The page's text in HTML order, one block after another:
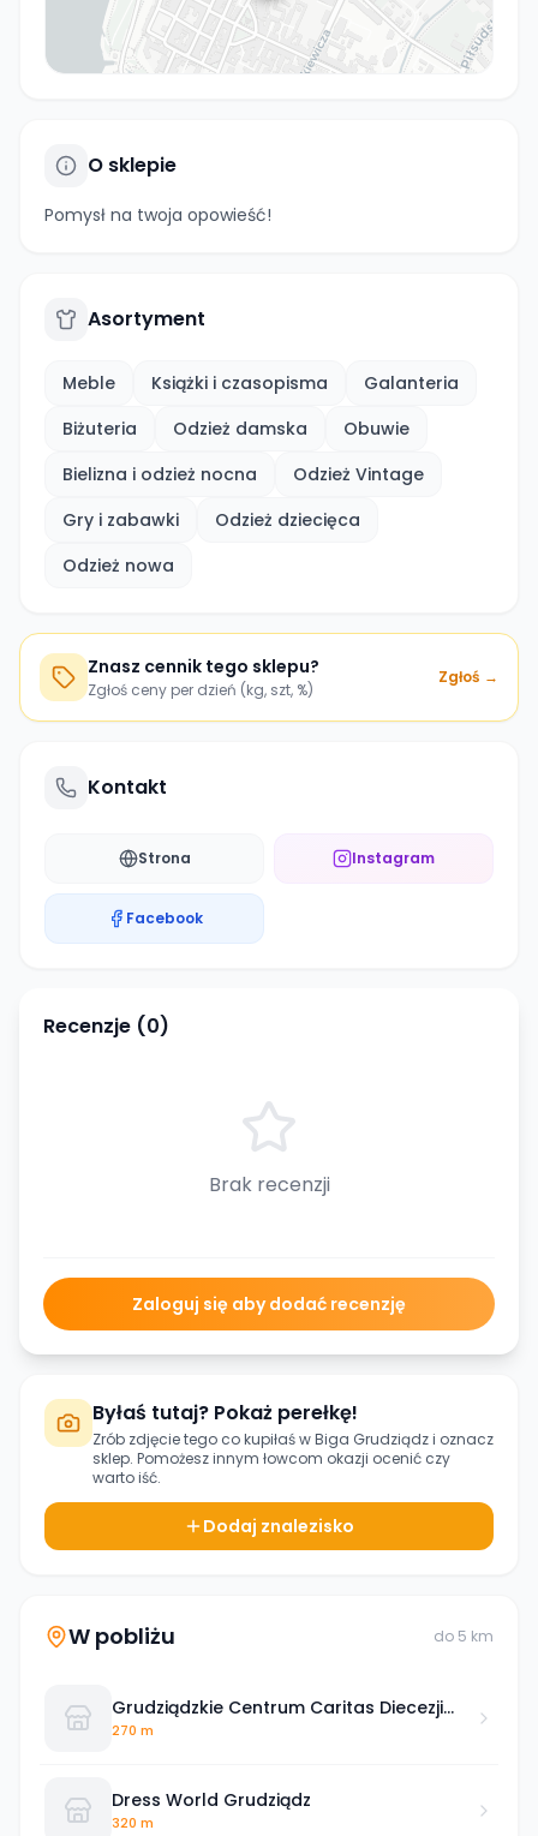
O sklepie
Pomysł na twoja opowieść!
Asortyment
Meble Książki i czasopisma
Galanteria
Biżuteria
Odzież damska
Obuwie
Bielizna i odzież nocna
Odzież Vintage
Gry i zabawki
Odzież dziecięca
Odzież nowa
Znasz cennik tego sklepu?
Zgłoś ceny per dzień (kg, szt, %)
Zgłoś →
Kontakt
Strona Instagram
Facebook
Recenzje (0)
Brak recenzji
Zaloguj się aby dodać recenzję
Byłaś tutaj? Pokaż perełkę!
Zrób zdjęcie tego co kupiłaś wBiga Grudziądzi oznacz
sklep. Pomożesz innym łowcom okazji ocenić czy
warto iść.
Dodaj znalezisko
W pobliżu do 5 km
Grudziądzkie Centrum Caritas Diecezji
Toruńskiej
270 m
Dress World Grudziądz
320 m